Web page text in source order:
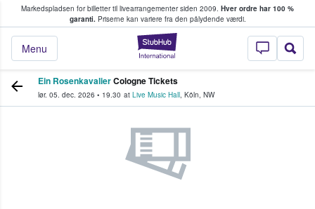
Markedspladsen for billetter til livearrangementer siden 2009. Hver ordre har 100 %
garanti.Priserne kan variere fra den pålydende værdi.
StubHub - Hvor
Menu
køber og sælger billetter
Ein RosenkavalierCologne Tickets
lør. 05. dec. 2026 • 19.30 at Live Music Hall, Köln, NW